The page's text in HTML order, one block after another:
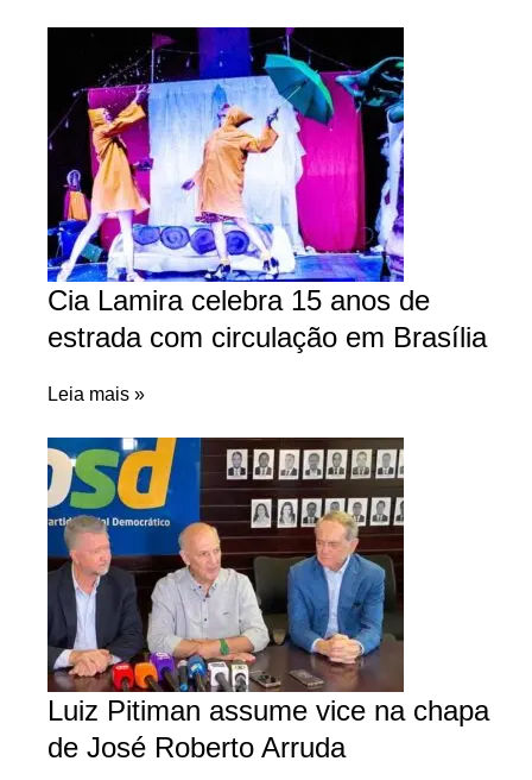
Cia Lamira celebra 15 anos de
estrada com circulação em Brasília
Leia mais »
Luiz Pitiman assume vice na chapa
de José Roberto Arruda